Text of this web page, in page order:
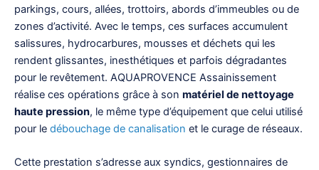
parkings, cours, allées, trottoirs, abords d’immeubles ou de
zones d’activité. Avec le temps, ces surfaces accumulent
salissures, hydrocarbures, mousses et déchets qui les
rendent glissantes, inesthétiques et parfois dégradantes
pour le revêtement. AQUAPROVENCE Assainissement
réalise ces opérations grâce à son matériel de nettoyage
haute pression, le même type d’équipement que celui utilisé
pour le débouchage de canalisation et le curage de réseaux.
Cette prestation s’adresse aux syndics, gestionnaires de